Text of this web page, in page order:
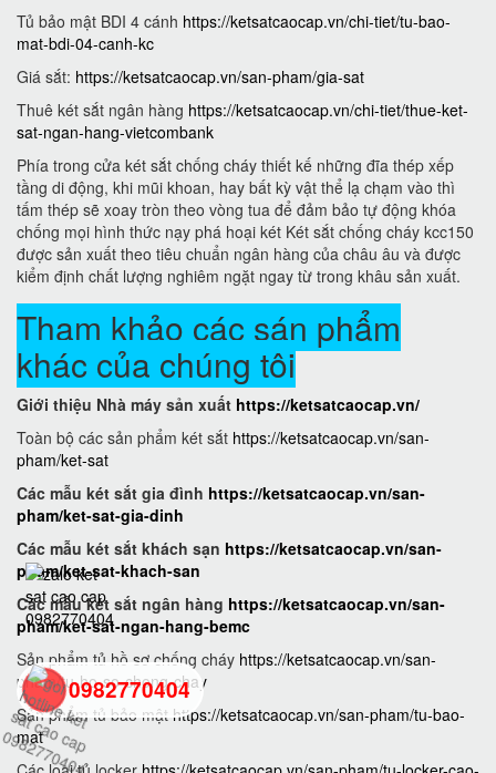
Tủ bảo mật BDI 4 cánh https://ketsatcaocap.vn/chi-tiet/tu-bao-
mat-bdi-04-canh-kc
Giá sắt: https://ketsatcaocap.vn/san-pham/gia-sat
Thuê két sắt ngân hàng https://ketsatcaocap.vn/chi-tiet/thue-ket-
sat-ngan-hang-vietcombank
Phía trong cửa két sắt chống cháy thiết kế những đĩa thép xếp
tầng di động, khi mũi khoan, hay bất kỳ vật thể lạ chạm vào thì
tấm thép sẽ xoay tròn theo vòng tua để đảm bảo tự động khóa
chống mọi hình thức nạy phá hoại két Két sắt chống cháy kcc150
được sản xuất theo tiêu chuẩn ngân hàng của châu âu và được
kiểm định chất lượng nghiêm ngặt ngay từ trong khâu sản xuất.
Tham khảo các sán phẩm
khác của chúng tôi
Giới thiệu Nhà máy sản xuất https://ketsatcaocap.vn/
Toàn bộ các sản phẩm két sắt https://ketsatcaocap.vn/san-
pham/ket-sat
Các mẫu két sắt gia đình https://ketsatcaocap.vn/san-
pham/ket-sat-gia-dinh
Các mẫu két sắt khách sạn https://ketsatcaocap.vn/san-
pham/ket-sat-khach-san
Các mẫu két sắt ngân hàng https://ketsatcaocap.vn/san-
pham/ket-sat-ngan-hang-bemc
Sản phẩm tủ hồ sơ chống cháy https://ketsatcaocap.vn/san-
pham/tu-ho-so-chong-chay
Sản phẩm tủ bảo mật https://ketsatcaocap.vn/san-pham/tu-bao-
mat
0982770404